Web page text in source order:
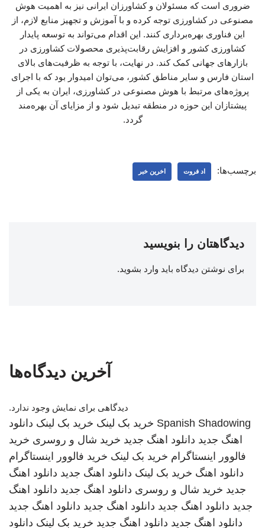
ضروری است که مسئولان و کشاورزان ایرانی نیز به اهمیت هوش
مصنوعی در کشاورزی توجه کرده و با آموزش و تجهیز منابع لازم، از
این فناوری بهره‌برداری کنند. این اقدام می‌تواند به توسعه پایدار
کشاورزی کشور و افزایش رقابت‌پذیری محصولات کشاورزی در
بازارهای جهانی کمک کند. در نهایت، با توجه به ظرفیت‌های بالای
استان فارس و سایر مناطق کشور، می‌توان امیدوار بود که با اجرای
پروژه‌های مرتبط با هوش مصنوعی در کشاورزی، ایران به یکی از
پیشتازان این حوزه در منطقه تبدیل شود و از مزایای آن بهره‌مند
گردد.
برچسب‌ها: اد فروت اخرین خبر
دیدگاهتان را بنویسید
برای نوشتن دیدگاه باید وارد بشوید.
آخرین دیدگاه‌ها
دیدگاهی برای نمایش وجود ندارد.
Spanish Shadowing خرید بک لینک خرید بک لینک دانلود
اهنگ جدید دانلود اهنگ جدید خرید شال و روسری خرید
فالوور اینستاگرام خرید بک لینک خرید فالوور اینستاگرام
دانلود اهنگ خرید بک لینک دانلود اهنگ جدید دانلود اهنگ
جدید خرید شال و روسری دانلود اهنگ جدید دانلود اهنگ
جدید دانلود اهنگ جدید دانلود اهنگ جدید دانلود اهنگ جدید
دانلود اهنگ جدید دانلود اهنگ جدید خرید بک لینک دانلود